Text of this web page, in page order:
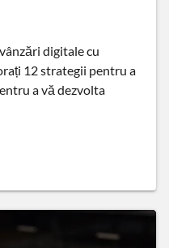
digitale cu
12 strategii pentru a
a vă dezvolta